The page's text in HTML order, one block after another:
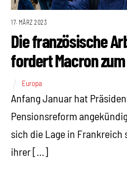
17. MÄRZ 2023
Die französische
fordert Macron
Europa
Anfang Januar hat
Pensionsreform
sich die Lage in
ihrer […]